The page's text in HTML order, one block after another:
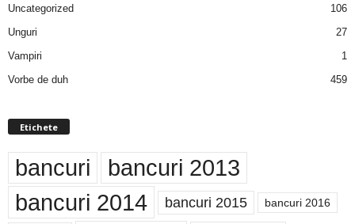
Uncategorized
106
Unguri
27
Vampiri
1
Vorbe de duh
459
Etichete
bancuri bancuri 2013
bancuri 2014 bancuri 2015 bancuri 2016